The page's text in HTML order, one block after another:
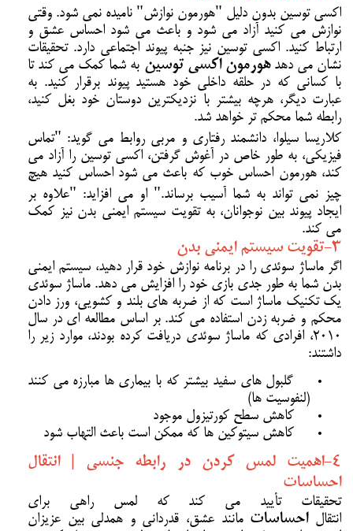
اکسی توسین بدون دلیل "هورمون نوازش" نامیده نمی شود. وقتی
نوازش می کنید آزاد می شود و باعث می شود احساس عشق و
ارتباط کنید. اکسی توسین نیز جنبه پیوند اجتماعی دارد. تحقیقات
نشان می دهدهورمون اکسی توسین به شما کمک می کند تا
با کسانی که در حلقه داخلی خود هستید پیوند برقرار کنید. به
عبارت دیگر، هرچه بیشتر با نزدیکترین دوستان خود بغل کنید،
رابطه شما محکم تر خواهد شد.
کلاریسا سیلوا، دانشمند رفتاری و مربی روابط می گوید: "تماس
فیزیکی، به طور خاص در آغوش گرفتن، اکسی توسین را آزاد می
کند، هورمون احساس خوب که باعث می شود احساس کنید هیچ
چیز نمی تواند به شما آسیب برساند." او می افزاید: "علاوه بر
ایجاد پیوند بین نوجوانان، به تقویت سیستم ایمنی بدن نیز کمک
می کند.
3-تقویت سیستم ایمنی بدن
اگر ماساژ سوئدی را در برنامه نوازش خود قرار دهید، سیستم ایمنی
بدن شما به طور جدی بازی خود را افزایش می دهد. ماساژ سوئدی
یک تکنیک ماساژ است که از ضربه های بلند و کشویی، ورز دادن
محکم و ضربه زدن استفاده می کند. بر اساس مطالعه ای در سال
2010، افرادی که ماساژ سوئدی دریافت کرده بودند، موارد زیر را
داشتند:
گلبول های سفید بیشتر که با بیماری ها مبارزه می کنند
(لنفوسیت ها)
کاهش سطح کورتیزول موجود
کاهش سیتوکین ها که ممکن است باعث التهاب شود
4-اهمیت لمس کردن در رابطه جنسی | انتقال
احساسات
تحقیقات تأیید می کند که لمس راهی برای
انتقالاحساسات مانند عشق، قدردانی و همدلی بین عزیزان